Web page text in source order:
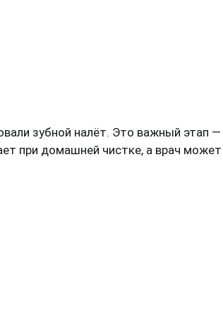
зубной налёт. Это важный этап —
при домашней чистке, а врач может